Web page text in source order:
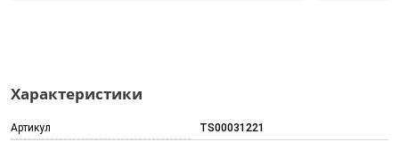
Характеристики
Артикул TS00031221